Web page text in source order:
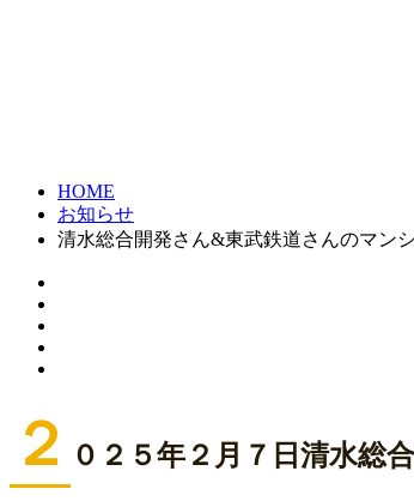
HOME
お知らせ
清水総合開発さん&東武鉄道さんのマン
２ ０２５年２月７日清水総